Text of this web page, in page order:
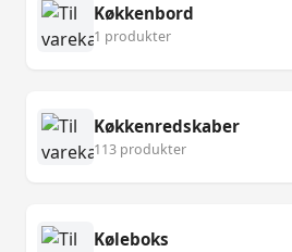
Køkkenbord
1 produkter
Køkkenredskaber
113 produkter
Køleboks